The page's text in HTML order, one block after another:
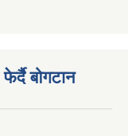
बोगटान